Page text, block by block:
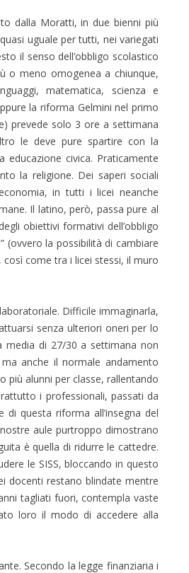
dalla Moratti, in due bienni più
uguale per tutti, nei variegati
il senso dell’obbligo scolastico
o meno omogenea a chiunque,
matematica, scienza e
la riforma Gelmini nel primo
prevede solo 3 ore a settimana
le deve pure spartire con la
civica. Praticamente
la religione. Dei saperi sociali
in tutti i licei neanche
Il latino, però, passa pure al
obiettivi formativi dell’obbligo
(ovvero la possibilità di cambiare
come tra i licei stessi, il muro
Difficile immaginarla,
senza ulteriori oneri per lo
media di 27/30 a settimana non
anche il normale andamento
più alunni per classe, rallentando
i professionali, passati da
questa riforma all’insegna del
aule purtroppo dimostrano
è quella di ridurre le cattedre.
le SISS, bloccando in questo
docenti restano blindate mentre
tagliati fuori, contempla vaste
loro il modo di accedere alla
Secondo la legge finanziaria i